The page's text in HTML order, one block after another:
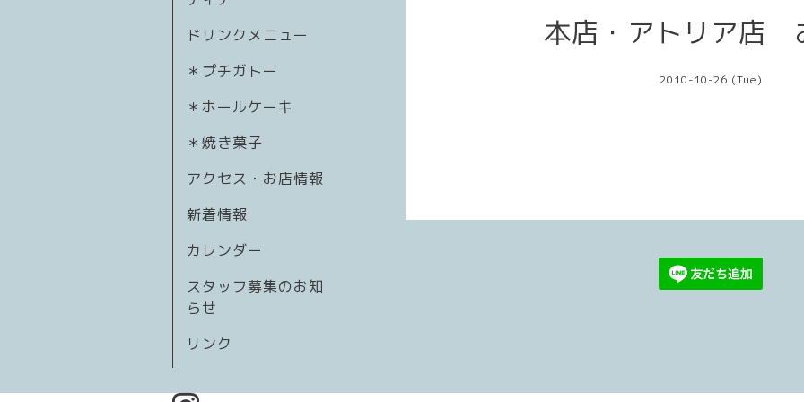
ドリンクメニュー
＊プチガトー
＊ホールケーキ
＊焼き菓子
アクセス・お店情報
新着情報
カレンダー
スタッフ募集のお知
らせ
リンク
本店・アトリア店
2010-10-26 (Tue)